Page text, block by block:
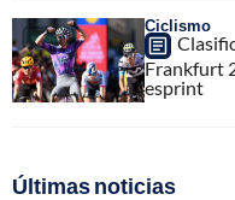
Ciclismo
Frankfurt
esprint
Últimas noticias